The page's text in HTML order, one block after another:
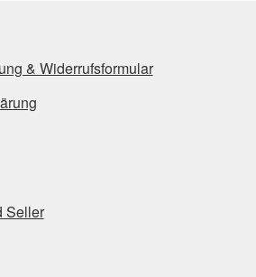
& Widerrufsformular